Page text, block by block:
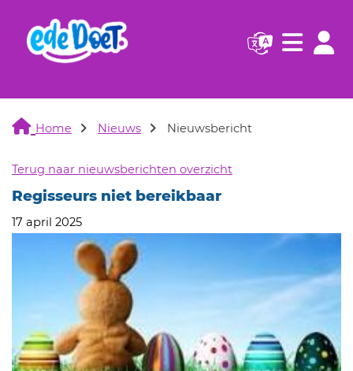
Navigatie
Home Nieuws Nieuwsbericht
Terug naar nieuwsberichten overzicht
Regisseurs niet bereikbaar
17 april 2025